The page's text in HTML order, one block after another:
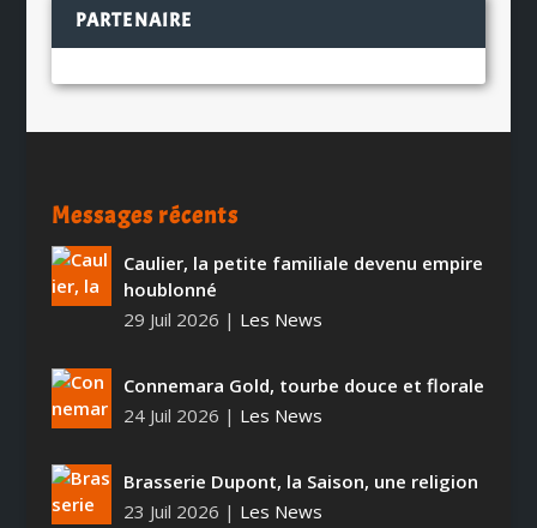
PARTENAIRE
Messages récents
Caulier, la petite familiale devenu empire
houblonné
29 Juil 2026 | Les News
Connemara Gold, tourbe douce et florale
24 Juil 2026 | Les News
Brasserie Dupont, la Saison, une religion
23 Juil 2026 | Les News